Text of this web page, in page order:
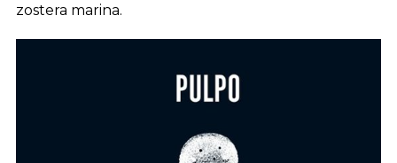
zostera marina.